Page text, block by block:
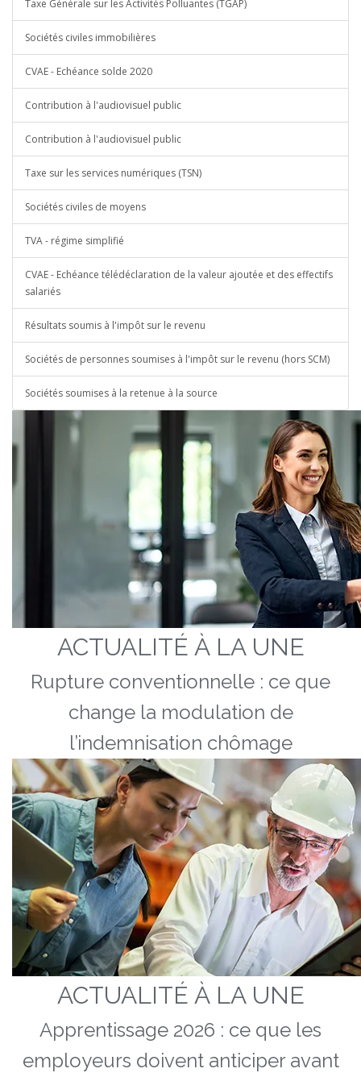
Taxe Générale sur les Activités Polluantes (TGAP)
Sociétés civiles immobilières
CVAE - Echéance solde 2020
Contribution à l'audiovisuel public
Contribution à l'audiovisuel public
Taxe sur les services numériques (TSN)
Sociétés civiles de moyens
TVA - régime simplifié
CVAE - Echéance télédéclaration de la valeur ajoutée et des effectifs
salariés
Résultats soumis à l'impôt sur le revenu
Sociétés de personnes soumises à l'impôt sur le revenu (hors SCM)
Sociétés soumises à la retenue à la source
ACTUALITÉ À LA UNE
Rupture conventionnelle : ce que
change la modulation de
l’indemnisation chômage
ACTUALITÉ À LA UNE
Apprentissage 2026 : ce que les
employeurs doivent anticiper avant